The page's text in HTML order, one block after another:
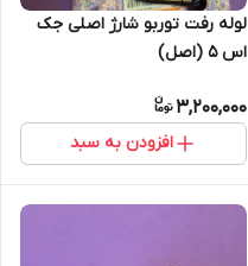
لوله رفت توربو شارژ اصلی جک
اس 5 (اصل)
3,200,000
افزودن به سبد